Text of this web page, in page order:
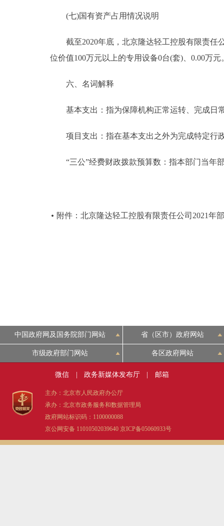
(七)国有资产占用情况说明
截至2020年底，北京隆达轻工控股有限责任公
位价值100万元以上的专用设备0台(套)、0.00万元
六、名词解释
基本支出：指为保障机构正常运转、完成日
项目支出：指在基本支出之外为完成特定行
“三公”经费财政拨款预算数：指本部门当年部
附件：北京隆达轻工控股有限责任公司2021年
中国政府网及国务院部门网站 省（区市）政府网站
市级政府部门网站 各区政府网站
微信 政务新媒体发布厅 邮箱
主办：北京市人民政府办公厅
承办：北京市政务服务和数据管理局
政府网站标识码：1100000088
京公网安备 11010502039640 京ICP备05060933号